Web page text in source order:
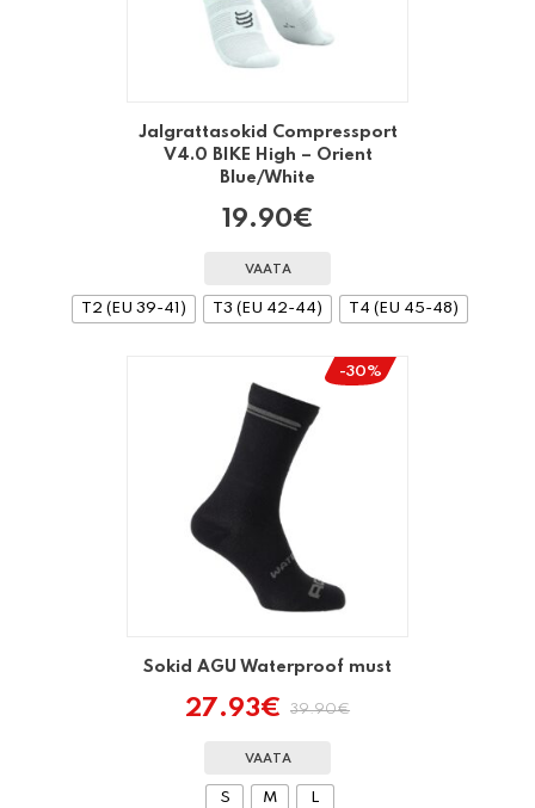
Jalgrattasokid Compressport
V4.0 BIKE High – Orient
Blue/White
19.90€
VAATA
T2 (EU 39-41) T3 (EU 42-44) T4 (EU 45-48)
-30%
Sokid AGU Waterproof must
39.90€
Algne
oli:
39.90€.
27.93€
Praegune
on:
27.93€.
VAATA
S M L